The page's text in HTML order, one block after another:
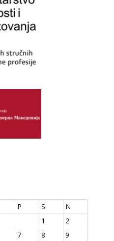
P S
N
1
2
7 8 9